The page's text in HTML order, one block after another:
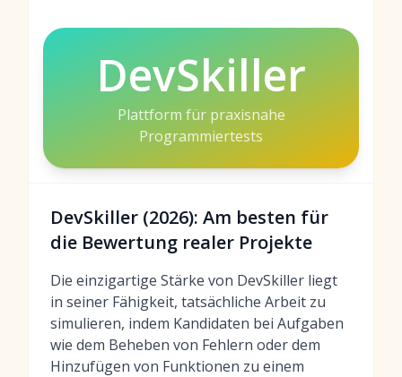
DevSkiller
Plattform für praxisnahe
Programmiertests
DevSkiller (2026): Am besten für
die Bewertung realer Projekte
Die einzigartige Stärke von DevSkiller liegt
in seiner Fähigkeit, tatsächliche Arbeit zu
simulieren, indem Kandidaten bei Aufgaben
wie dem Beheben von Fehlern oder dem
Hinzufügen von Funktionen zu einem